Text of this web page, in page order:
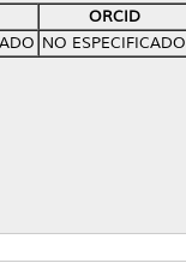
ORCID
NO ESPECIFICADO